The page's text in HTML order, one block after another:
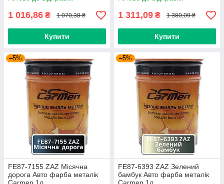
1 016,86 ₴ 1 070,38 ₴
Купити
1 311,09 ₴ 1 380,09 ₴
Купити
–5%
FE87-7155 ZAZ Місячна
дорога Авто фарба металік
–5%
FE87-6393 ZAZ Зелений
бамбук Авто фарба металік